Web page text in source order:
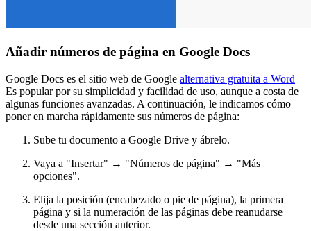
Añadir números de página en Google Docs
Google Docs es el sitio web de Google alternativa gratuita a Word
Es popular por su simplicidad y facilidad de uso, aunque a costa de
algunas funciones avanzadas. A continuación, le indicamos cómo
poner en marcha rápidamente sus números de página:
Sube tu documento a Google Drive y ábrelo.
Vaya a "Insertar" → "Números de página" → "Más
opciones".
Elija la posición (encabezado o pie de página), la primera
página y si la numeración de las páginas debe reanudarse
desde una sección anterior.